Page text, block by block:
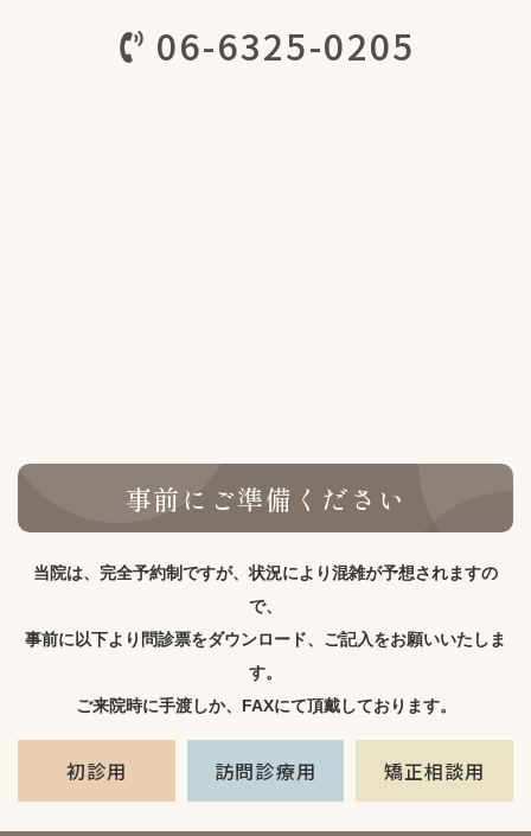
06-6325-0205
事前にご準備ください
当院は、完全予約制ですが、状況により混雑が予想されますの
で、
事前に以下より問診票をダウンロード、 ご記入をお願いいたしま
す。
ご来院時に手渡しか、 FAXにて頂戴しております。
初診用 訪問診療用 矯正相談用